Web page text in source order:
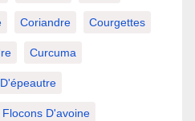
Coriandre Courgettes
Curcuma
Flocons D'avoine